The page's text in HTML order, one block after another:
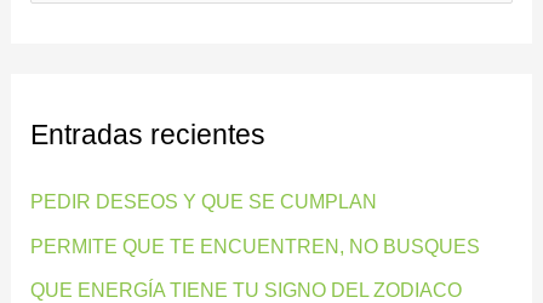
a
p
o
r
Entradas recientes
PEDIR DESEOS Y QUE SE CUMPLAN
PERMITE QUE TE ENCUENTREN, NO BUSQUES
QUE ENERGÍA TIENE TU SIGNO DEL ZODIACO